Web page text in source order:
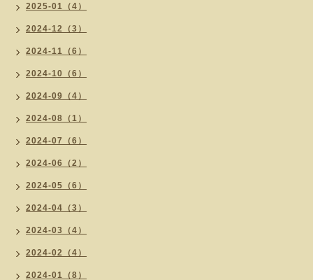
2025-01（4）
2024-12（3）
2024-11（6）
2024-10（6）
2024-09（4）
2024-08（1）
2024-07（6）
2024-06（2）
2024-05（6）
2024-04（3）
2024-03（4）
2024-02（4）
2024-01（8）